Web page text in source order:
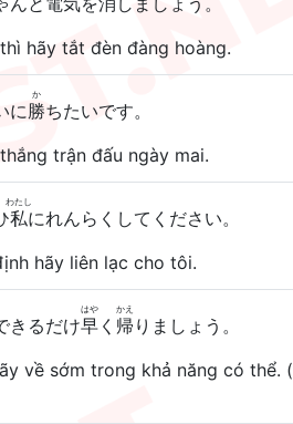
hãy tắt đèn đàng hoàng.
に勝
か
ちたいです。
trận đấu ngày mai.
私
わたし
にれんらくしてください。
hãy liên lạc cho tôi.
きるだけ早
はや
く 帰
かえ
りましょう。
về sớm trong khả năng có thể.